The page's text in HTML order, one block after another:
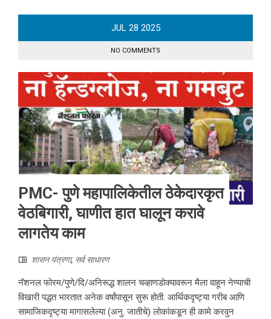
JUL 28 2025
NO COMMENTS
PMC- पुणे महापालिकेतील ठेकेदारकृत
वेठबिगारी, घाणीत हात घालून करावे
लागतेय काम
शासन यंत्रणा, सर्व साधारण
नॅशनल फोरम/पुणे/दि/अनिरूद्ध शालन चव्हाणडोक्यावरून मैला वाहून नेण्याची
विखारी पद्धत भारतात अनेक वर्षांपासून सुरू होती. आर्थिकदृष्ट्या गरीब आणि
सामाजिकदृष्ट्या मागासलेल्या (अनु. जातीचे) लोकांकडून ही कामे करवुन